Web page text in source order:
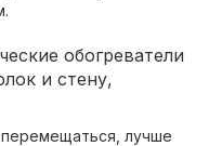
обогреватели
и стену,
перемещаться, лучше